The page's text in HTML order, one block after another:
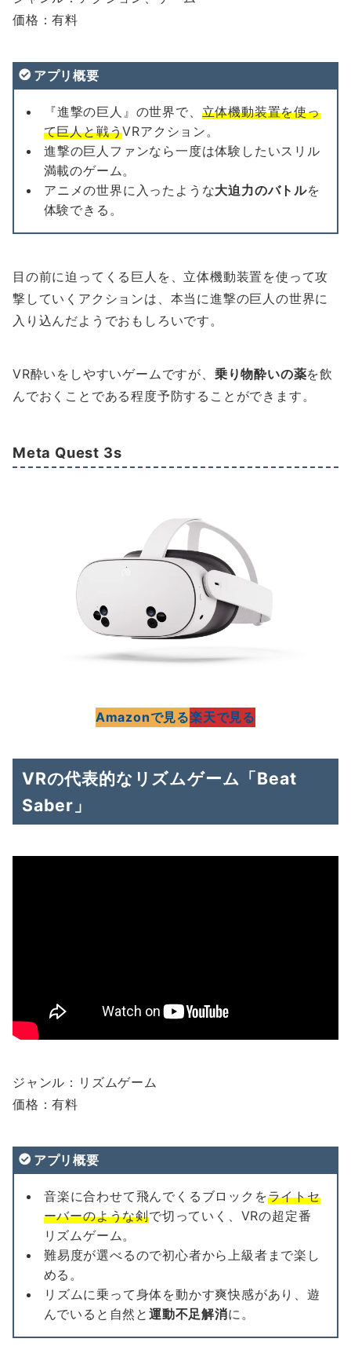
価格：有料
アプリ概要
『進撃の巨人』の世界で、 立体機動装置を使っ
て巨人と戦うVRアクション。
進撃の巨人ファンなら一度は体験したいスリル
満載のゲーム。
アニメの世界に入ったような大迫力のバトルを
体験できる。
目の前に迫ってくる巨人を、立体機動装置を使って攻
撃していくアクションは、本当に進撃の巨人の世界に
入り込んだようでおもしろいです。
VR酔いをしやすいゲームですが、 乗り物酔いの薬を飲
んでおくことである程度予防することができます。
Meta Quest 3s
Amazonで見る楽天で見る
VRの代表的なリズムゲーム「Beat
Saber」
ジャンル：リズムゲーム
価格：有料
アプリ概要
音楽に合わせて飛んでくるブロックをライトセ
ーバーのような剣で切っていく、VRの超定番
リズムゲーム。
難易度が選べるので初心者から上級者まで楽し
める。
リズムに乗って身体を動かす爽快感があり、遊
んでいると自然と 運動不足解消に。